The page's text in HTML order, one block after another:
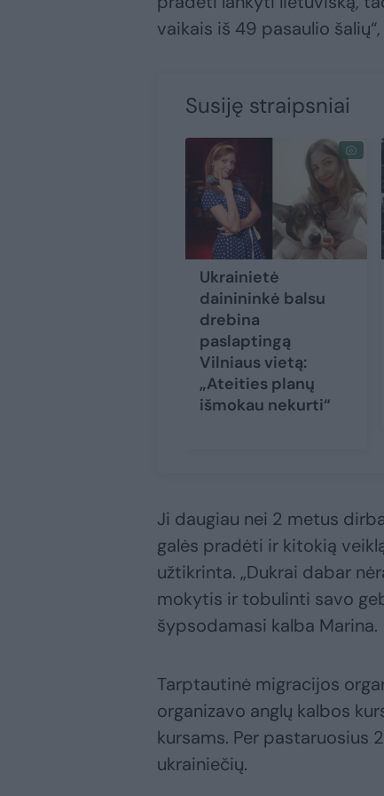
vaikais iš 49 pasaulio
Susiję straipsniai
Ukrainietė
dainininkė balsu
drebina
paslaptingą
Vilniaus vietą:
„Ateities planų
išmokau nekurti“
Ji daugiau nei 2 metus
galės pradėti ir kitokią
užtikrinta. „Dukrai dabar
mokytis ir tobulinti savo
šypsodamasi kalba Marina.
Tarptautinė migracijos
organizavo anglų kalbos
kursams. Per pastaruosius
ukrainiečių.